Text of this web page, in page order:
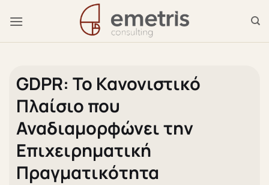
στο
GDPR: Το Κανονιστικό
Πλαίσιο που
Αναδιαμορφώνει την
Επιχειρηματική
Πραγματικότητα